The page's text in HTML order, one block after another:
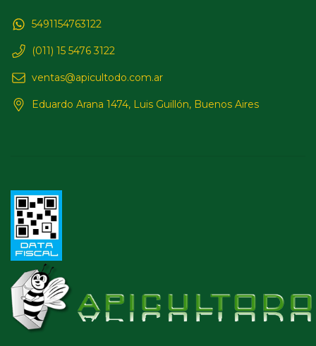
5491154763122
(011) 15 5476 3122
ventas@apicultodo.com.ar
Eduardo Arana 1474, Luis Guillón, Buenos Aires